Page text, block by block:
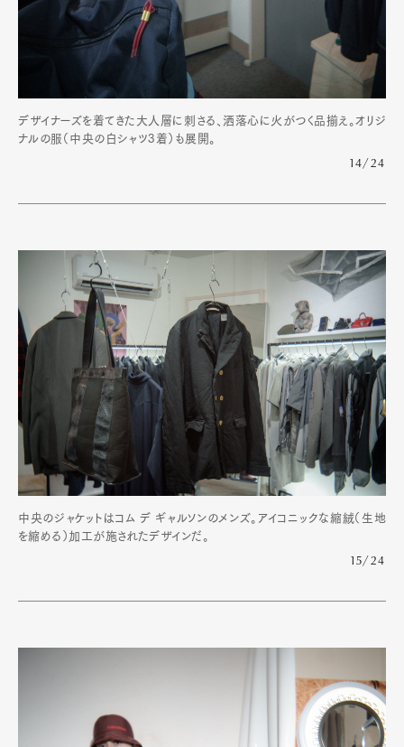
デザイナーズを着てきた大人層に刺さる、洒落心に火がつく品揃え。オリジ
ナルの服（中央の白シャツ3着）も展開。
14/24
中央のジャケットはコム デ ギャルソンのメンズ。アイコニックな縮絨（生地
を縮める）加工が施されたデザインだ。
15/24